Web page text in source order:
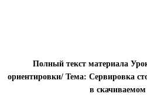
Полный текст материала
ориентировки/ Тема: Сервировка
в